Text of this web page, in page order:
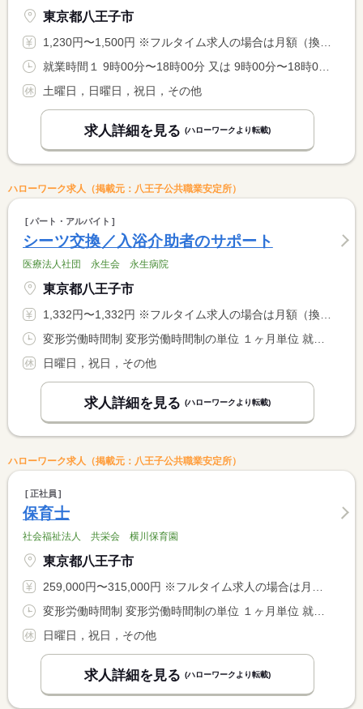
東京都八王子市
1,230円〜1,500円 ※フルタイム求人の場合は月額（換算額）、パート求人の場合は時間額を表示しています。
土曜日，日曜日，祝日，その他
求人詳細を見る (ハローワークより転載)
ハローワーク求人（掲載元：八王子公共職業安定所）
パート・アルバイト
シーツ交換／入浴介助者のサポート
医療法人社団 永生会 永生病院
東京都八王子市
1,332円〜1,332円 ※フルタイム求人の場合は月額（換算額）、パート求人の場合は時間額を表示しています。
日曜日，祝日，その他
求人詳細を見る (ハローワークより転載)
ハローワーク求人（掲載元：八王子公共職業安定所）
正社員
保育士
社会福祉法人 共栄会 横川保育園
東京都八王子市
259,000円〜315,000円 ※フルタイム求人の場合は月額（換算額）、パート求人の場合は時間額を表示しています。
日曜日，祝日，その他
求人詳細を見る (ハローワークより転載)